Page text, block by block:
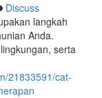
Discuss
langkah
Anda.
serta
21833591/cat-